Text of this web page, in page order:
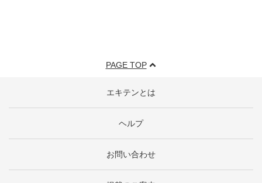
PAGE TOP
エキテンとは
ヘルプ
お問い合わせ